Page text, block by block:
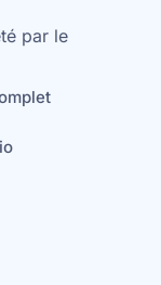
par le